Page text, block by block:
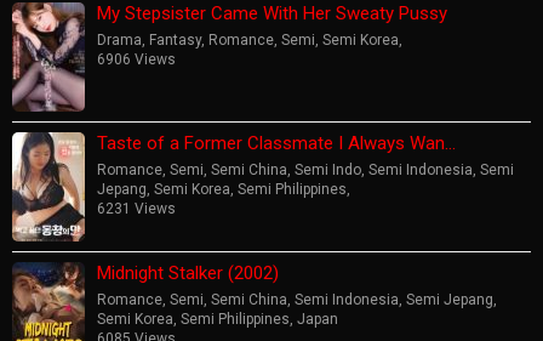
My Stepsister Came With Her Sweaty Pussy
Drama, Fantasy, Romance, Semi, Semi Korea,
6906 Views
Taste of a Former Classmate I Always Wan…
Romance, Semi, Semi China, Semi Indo, Semi Indonesia, Semi
Jepang, Semi Korea, Semi Philippines,
6231 Views
Midnight Stalker (2002)
Romance, Semi, Semi China, Semi Indonesia, Semi Jepang,
Semi Korea, Semi Philippines, Japan